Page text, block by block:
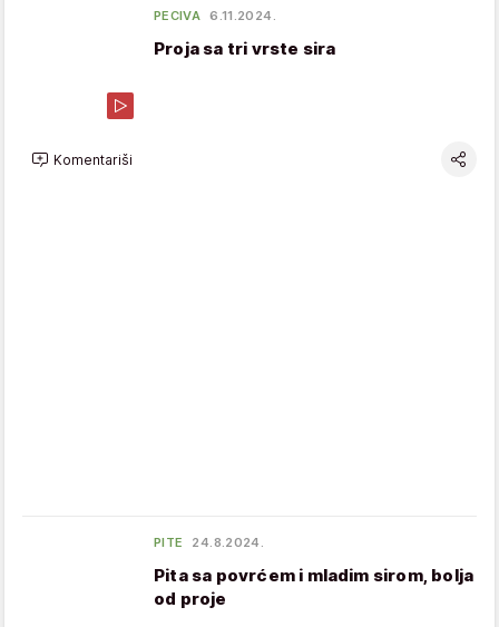
PECIVA 6.11.2024.
Proja sa tri vrste sira
Komentariši
PITE 24.8.2024.
Pita sa povrćem i mladim sirom, bolja
od proje